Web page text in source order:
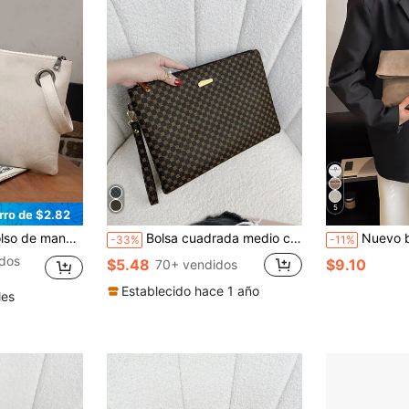
de $2.82
y de unicolor para mujeres -33% Bolsa cuadrada medio con patrón geométrico con diseño metal
$5.48 70+ vendidos
Establecido hace 1 año
5
-11% Nuevo bolso de mujer, bolso tote de
$9.10